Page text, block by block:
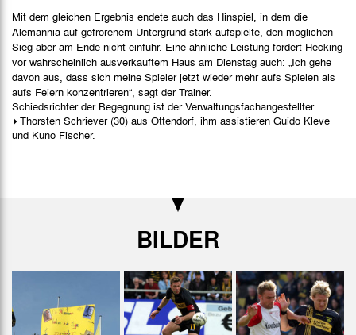
Mit dem gleichen Ergebnis endete auch das Hinspiel, in dem die
Alemannia auf gefrorenem Untergrund stark aufspielte, den möglichen
Sieg aber am Ende nicht einfuhr. Eine ähnliche Leistung fordert Hecking
vor wahrscheinlich ausverkauftem Haus am Dienstag auch: „Ich gehe
davon aus, dass sich meine Spieler jetzt wieder mehr aufs Spielen als
aufs Feiern konzentrieren“, sagt der Trainer.
Schiedsrichter der Begegnung ist der Verwaltungsfachangestellter
Thorsten Schriever(30) aus Ottendorf, ihm assistieren Guido Kleve
und Kuno Fischer.
BILDER